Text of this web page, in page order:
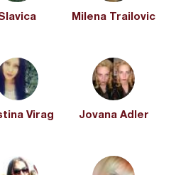
Milena Trailovic
Virag Jovana Adler